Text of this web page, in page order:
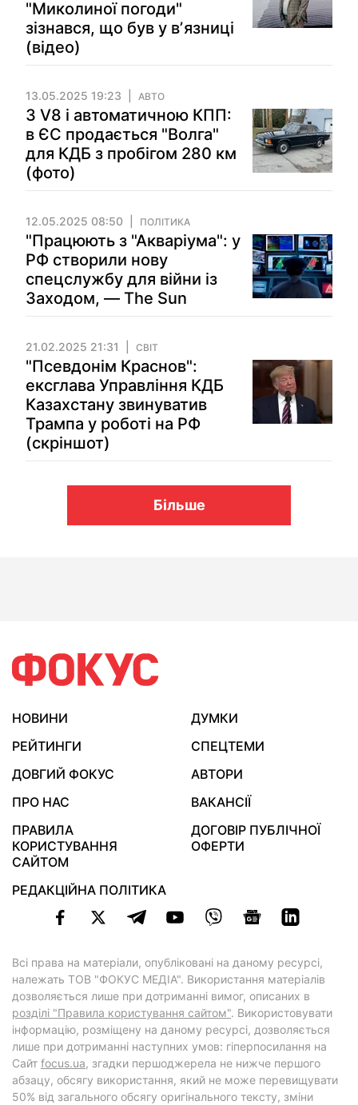
"Миколиної погоди"
зізнався, що був у вʼязниці
(відео)
13.05.2025 19:23 АВТО
З V8 і автоматичною КПП:
в ЄС продається "Волга"
для КДБ з пробігом 280 км
(фото)
12.05.2025 08:50 ПОЛІТИКА
"Працюють з "Акваріума": у
РФ створили нову
спецслужбу для війни із
Заходом, — The Sun
21.02.2025 21:31 СВІТ
"Псевдонім Краснов":
ексглава Управління КДБ
Казахстану звинуватив
Трампа у роботі на РФ
(скріншот)
Більше
НОВИНИ
ДУМКИ
РЕЙТИНГИ
СПЕЦТЕМИ
ДОВГИЙ ФОКУС
АВТОРИ
ПРО НАС
ВАКАНСІЇ
ПРАВИЛА
КОРИСТУВАННЯ
САЙТОМ
ДОГОВІР ПУБЛІЧНОЇ
ОФЕРТИ
РЕДАКЦІЙНА ПОЛІТИКА
Всі права на матеріали, опубліковані на даному ресурсі,
належать ТОВ "ФОКУС МЕДІА". Використання матеріалів
дозволяється лише при дотриманні вимог, описаних в
розділі "Правила користування сайтом". Використовувати
інформацію, розміщену на даному ресурсі, дозволяється
лише при дотриманні наступних умов: гіперпосилання на
Cайт focus.ua, згадки першоджерела не нижче першого
абзацу, обсягу використання, який не може перевищувати
50% від загального обсягу оригінального тексту, зміни